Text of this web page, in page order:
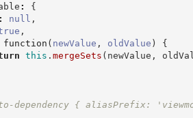
:
{
: null ,
,
function ( newValue , oldValue )
{
this . mergeSets ( newValue ,
dependency { aliasPrefix: